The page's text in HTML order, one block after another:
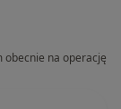
obecnie na operację